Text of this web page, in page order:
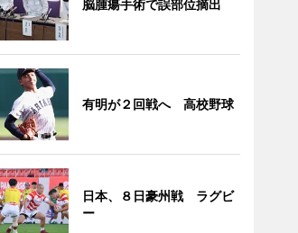
脳腫瘍手術で誤部位摘出
有明が２回戦へ 高校野球
日本、８日豪州戦 ラグビ
ー